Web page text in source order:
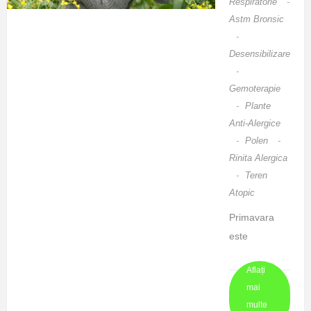
de ordin
mai afectat
de aceasta
tulburare.
Dischinezia
biliara est ...
Astm Bronsic
-
Desensibilizare
-
Gemoterapie
- Plante
Anti-Alergice
- Polen
-
Rinita Alergica
-
Teren
Atopic
Primavara
este
aparitiei rinitei
alergice
Aflați
mai
multe